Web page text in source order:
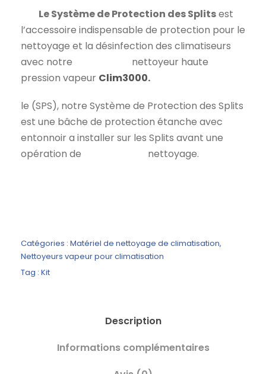
€
.
Le Système de Protection des Splitsest
l’accessoire indispensable de protection pour le
nettoyage et la désinfection des climatiseurs
avec notre nettoyeur haute
pression vapeur Clim3000.
le (SPS), notre Système de Protection des Splits
est une bâche de protection étanche avec
entonnoir a installer sur les Splits avant une
opération de nettoyage.
Catégories : Matériel de nettoyage de climatisation,
Nettoyeurs vapeur pour climatisation
Tag : Kit
Description
Informations complémentaires